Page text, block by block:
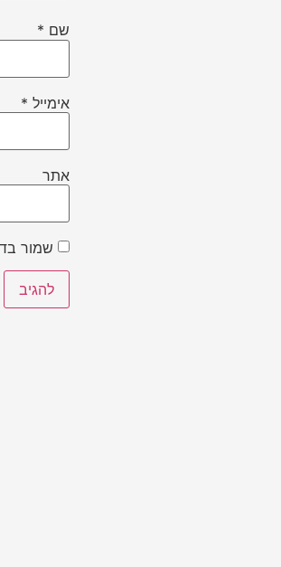
שם *
אימייל *
אתר
שמור